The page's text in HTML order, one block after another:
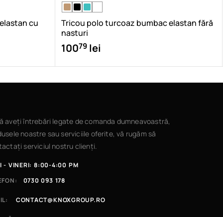
cu
Tricou polo turcoaz bumbac elastan fără
nasturi
10079 lei
aveți întrebări legate de comanda dumneavoastră,
noastre sau serviciile oferite, vă rugăm să
serviciul nostru clienți.
- VINERI: 8:00-4:00 PM
0730 093 178
CONTACT@KNOXGROUP.RO